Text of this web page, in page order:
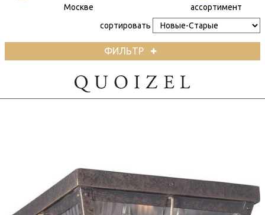
Москве
ассортимент
сортировать
ФИЛЬТР